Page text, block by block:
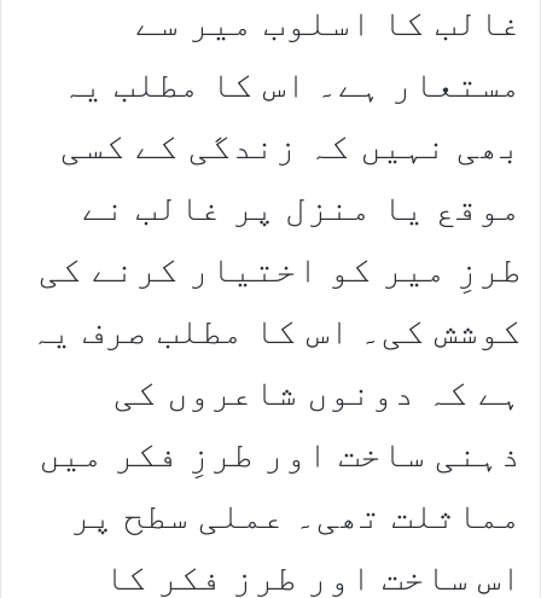
غالب کا اسلوب میر سے
مستعار ہے۔ اس کا مطلب یہ
بھی نہیں کہ زندگی کے کسی
موقع یا منزل پر غالب نے
طرزِ میر کو اختیار کرنے کی
کوشش کی۔ اس کا مطلب صرف یہ
ہے کہ دونوں شاعروں کی
ذہنی ساخت اور طرزِ فکر میں
مماثلت تھی۔ عملی سطح پر
اس ساخت اور طرزِ فکر کا